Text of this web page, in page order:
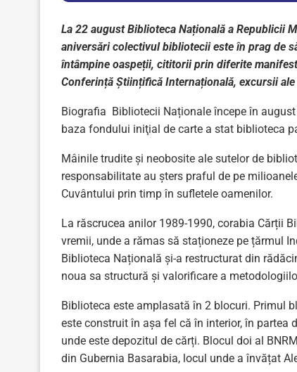
La 22 august Biblioteca Națională a Republicii
aniversări colectivul bibliotecii este în prag de
întâmpine oaspeții, cititorii prin diferite
Conferință Științifică Internațională, excursii
Biografia Bibliotecii Naționale începe în
baza fondului iniţial de carte a stat biblioteca
Mâinile trudite și neobosite ale sutelor de
responsabilitate au șters praful de pe
Cuvântului prin timp în sufletele oamenilor.
La răscrucea anilor 1989-1990, corabia Cărții
vremii, unde a rămas să staționeze pe țărmul
Biblioteca Națională și-a restructurat din
noua sa structură și valorificare a
Biblioteca este amplasată în 2 blocuri. Primul
este construit în așa fel că în interior, în partea
unde este depozitul de cărți. Blocul doi al
din Gubernia Basarabia, locul unde a învățat